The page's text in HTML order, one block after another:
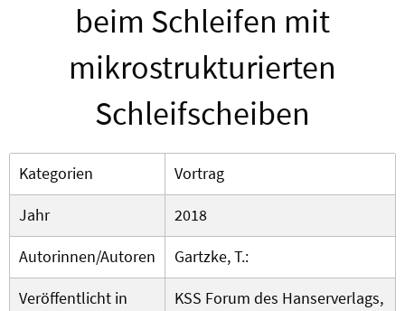
beim Schleifen mit
mikrostrukturierten
Schleifscheiben
Kategorien
Vortrag
Jahr
2018
Autorinnen/Autoren
Gartzke, T.:
Veröffentlicht in
KSS Forum des Hanserverlags,